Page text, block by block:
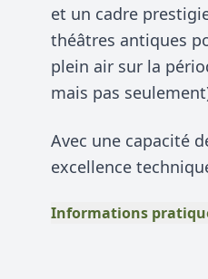
et un cadre
théâtres antiques
plein air sur la
mais pas
Avec une capacité
excellence
Informations